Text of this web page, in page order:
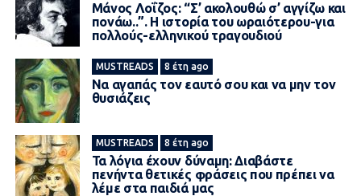
Μάνος Λοΐζος: “Σ’ ακολουθώ σ’ αγγίζω και
πονάω..”. Η ιστορία του ωραιότερου-για
πολλούς-ελληνικού τραγουδιού
MUSTREADS 8 έτη ago
Να αγαπάς τον εαυτό σου και να μην τον
θυσιάζεις
MUSTREADS 8 έτη ago
Τα λόγια έχουν δύναμη: Διαβάστε
πενήντα θετικές φράσεις που πρέπει να
λέμε στα παιδιά μας